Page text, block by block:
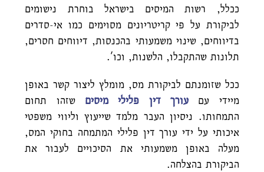
ככלל, רשות המיסים בישראל בוחרת נישומים
לביקורת על פי קריטריונים מסוימים כמו אי-סדרים
בדיווחים, שינוי משמעותי בהכנסות, דיווחים חסרים,
תלונות שהתקבלו, הלשנות, וכו'.
ככל שזומנתם לביקורת מס, מומלץ ליצור קשר באופן
מיידי עםעורך דין פלילי מיסים שזהו תחום
התמחותו. ניסיון העבר מלמד שייעוץ וליווי משפטי
איכותי על ידי עורך דין פלילי המתמחה בחוקי המס,
מעלה באופן משמעותי את הסיכויים לעבור את
הביקורת בהצלחה.